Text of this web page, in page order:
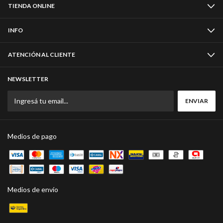
TIENDA ONLINE
INFO
ATENCIÓN AL CLIENTE
NEWSLETTER
Medios de pago
Medios de envío